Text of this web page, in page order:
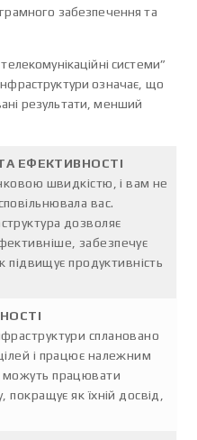
забезпечення та
системи”
означає, що
результати, менший
ЕФЕКТИВНОСТІ
швидкістю, і вам не
вас.
дозволяє
забезпечує
підвищує продуктивність
сплановано
і працює належним
працювати
як їхній досвід,